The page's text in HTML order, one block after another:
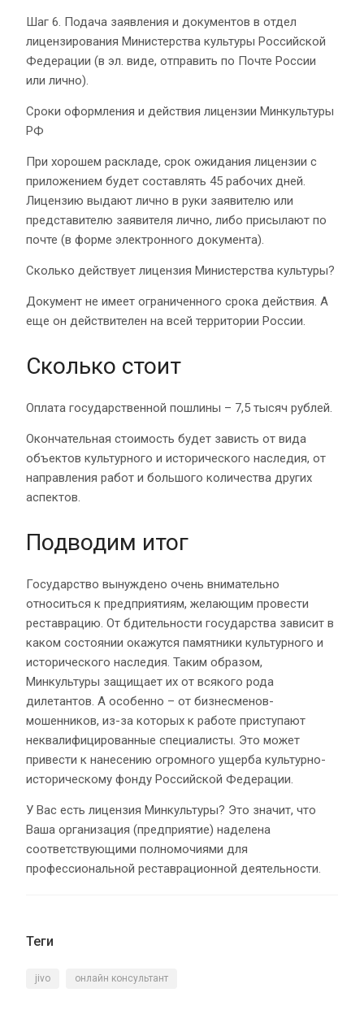
Шаг 6. Подача заявления и документов в отдел
лицензирования Министерства культуры Российской
Федерации (в эл. виде, отправить по Почте России
или лично).
Сроки оформления и действия лицензии Минкультуры
РФ
При хорошем раскладе, срок ожидания лицензии с
приложением будет составлять 45 рабочих дней.
Лицензию выдают лично в руки заявителю или
представителю заявителя лично, либо присылают по
почте (в форме электронного документа).
Сколько действует лицензия Министерства культуры?
Документ не имеет ограниченного срока действия. А
еще он действителен на всей территории России.
Сколько стоит
Оплата государственной пошлины – 7,5 тысяч рублей.
Окончательная стоимость будет зависть от вида
объектов культурного и исторического наследия, от
направления работ и большого количества других
аспектов.
Подводим итог
Государство вынуждено очень внимательно
относиться к предприятиям, желающим провести
реставрацию. От бдительности государства зависит в
каком состоянии окажутся памятники культурного и
исторического наследия. Таким образом,
Минкультуры защищает их от всякого рода
дилетантов. А особенно – от бизнесменов-
мошенников, из-за которых к работе приступают
неквалифицированные специалисты. Это может
привести к нанесению огромного ущерба культурно-
историческому фонду Российской Федерации.
У Вас есть лицензия Минкультуры? Это значит, что
Ваша организация (предприятие) наделена
соответствующими полномочиями для
профессиональной реставрационной деятельности.
Теги
jivo онлайн консультант